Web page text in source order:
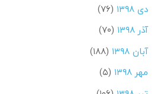
دی ۱۳۹۸
(۷۶)
آذر ۱۳۹۸
(۷۰)
آبان ۱۳۹۸
(۱۸۸)
مهر ۱۳۹۸
(۵)